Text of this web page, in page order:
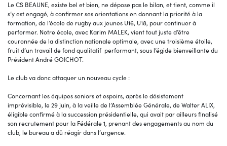
Le CS BEAUNE, existe bel et bien, ne dépose pas le bilan, et tient, comme il
s’y est engagé, à confirmer ses orientations en donnant la priorité à la
formation, de l’école de rugby aux jeunes U16, U18, pour continuer à
performer. Notre école, avec Karim MALEK, vient tout juste d’être
couronnée de la distinction nationale optimale, avec une troisième étoile,
fruit d’un travail de fond qualitatif performant, sous l’égide bienveillante du
Président André GOICHOT.
Le club va donc attaquer un nouveau cycle :
Concernant les équipes seniors et espoirs, après le désistement
imprévisible, le 29 juin, à la veille de l’Assemblée Générale, de Walter ALIX,
éligible confirmé à la succession présidentielle, qui avait par ailleurs finalisé
son recrutement pour la Fédérale 1, prenant des engagements au nom du
club, le bureau a dû réagir dans l’urgence.